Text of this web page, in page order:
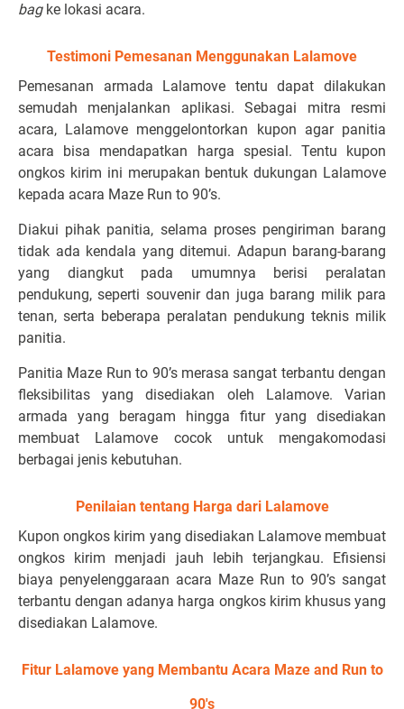
bag ke lokasi acara.
Testimoni Pemesanan Menggunakan Lalamove
Pemesanan armada Lalamove tentu dapat dilakukan
semudah menjalankan aplikasi. Sebagai mitra resmi
acara, Lalamove menggelontorkan kupon agar panitia
acara bisa mendapatkan harga spesial. Tentu kupon
ongkos kirim ini merupakan bentuk dukungan Lalamove
kepada acara Maze Run to 90’s.
Diakui pihak panitia, selama proses pengiriman barang
tidak ada kendala yang ditemui. Adapun barang-barang
yang diangkut pada umumnya berisi peralatan
pendukung, seperti souvenir dan juga barang milik para
tenan, serta beberapa peralatan pendukung teknis milik
panitia.
Panitia Maze Run to 90’s merasa sangat terbantu dengan
fleksibilitas yang disediakan oleh Lalamove. Varian
armada yang beragam hingga fitur yang disediakan
membuat Lalamove cocok untuk mengakomodasi
berbagai jenis kebutuhan.
Penilaian tentang Harga dari Lalamove
Kupon ongkos kirim yang disediakan Lalamove membuat
ongkos kirim menjadi jauh lebih terjangkau. Efisiensi
biaya penyelenggaraan acara Maze Run to 90’s sangat
terbantu dengan adanya harga ongkos kirim khusus yang
disediakan Lalamove.
Fitur Lalamove yang Membantu Acara Maze and Run to
90's